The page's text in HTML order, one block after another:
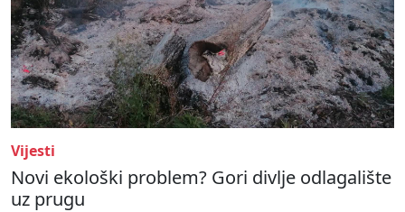
Vijesti
Novi ekološki problem? Gori divlje odlagalište
uz prugu